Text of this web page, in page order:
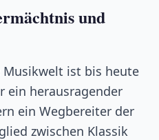
und
Musikwelt ist bis heute
ein herausragender
ein Wegbereiter der
zwischen Klassik